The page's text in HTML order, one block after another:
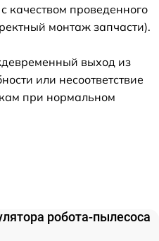
качеством проведенного
монтаж запчасти).
выход из
или несоответствие
при нормальном
робота-пылесоса